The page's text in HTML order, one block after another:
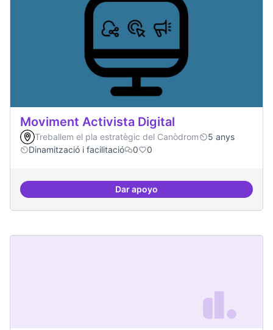
Moviment Activista Digital
Treballem el pla estratègic del Canòdrom
5 anys
Dinamització i facilitació
0 0
Dar apoyoMoviment Activista Digital